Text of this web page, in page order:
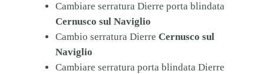
Cambiare serratura Dierre porta blindata
Cernusco sul Naviglio
Cambio serratura Dierre Cernusco sul
Naviglio
Cambiare serratura porta blindata Dierre